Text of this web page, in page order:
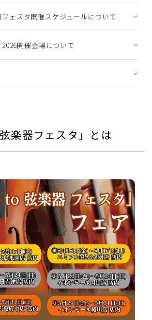
ェスタ開催スケジュールについて
開催会場について
楽器フェスタ」とは